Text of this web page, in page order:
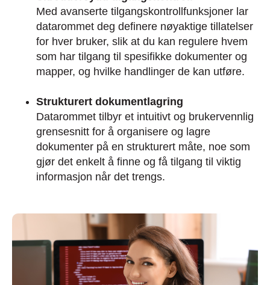
Med avanserte tilgangskontrollfunksjoner lar
datarommet deg definere nøyaktige tillatelser
for hver bruker, slik at du kan regulere hvem
som har tilgang til spesifikke dokumenter og
mapper, og hvilke handlinger de kan utføre.
Strukturert dokumentlagring
Datarommet tilbyr et intuitivt og brukervennlig
grensesnitt for å organisere og lagre
dokumenter på en strukturert måte, noe som
gjør det enkelt å finne og få tilgang til viktig
informasjon når det trengs.